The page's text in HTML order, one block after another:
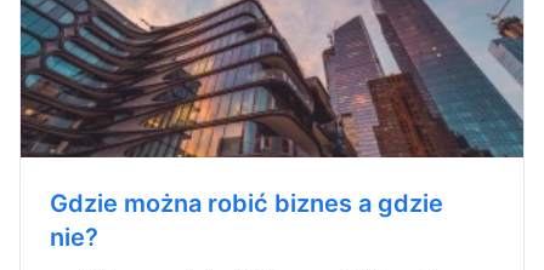
Gdzie można robić biznes a gdzie
nie?